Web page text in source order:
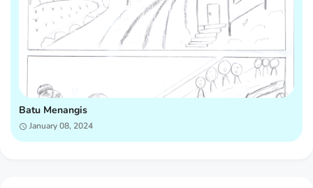
Batu Menangis
January 08, 2024